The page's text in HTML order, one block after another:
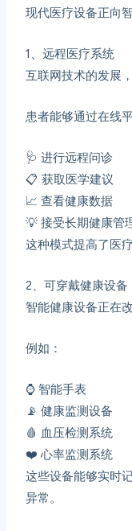
现代医疗设备正向
1、远程医疗系统
互联网技术的发展
患者能够通过在线
🩺 进行远程问诊
📋 获取医学建议
📈 查看健康数据
💡 接受长期健康管
这种模式提高了医
2、可穿戴健康设备
智能健康设备正在
例如：
⌚ 智能手表
📡 健康监测设备
🩸 血压检测系统
❤️ 心率监测系统
这些设备能够实时
异常。